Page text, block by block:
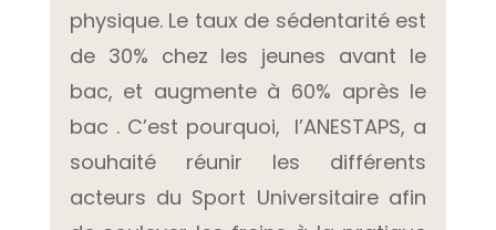
physique. Le taux de sédentarité est
de 30% chez les jeunes avant le
bac, et augmente à 60% après le
bac . C’est pourquoi, l’ANESTAPS, a
souhaité réunir les différents
acteurs du Sport Universitaire afin